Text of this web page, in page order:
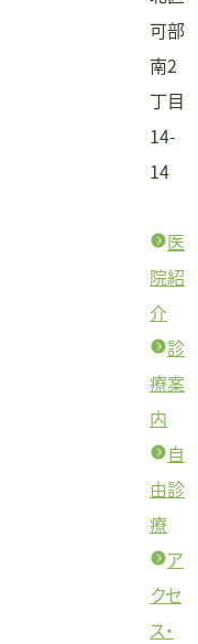
可部
南2
丁目
14-
14
医
院紹
介
診
療案
内
自
由診
療
ア
クセ
ス・